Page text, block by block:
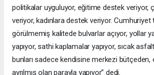
politikalar uyguluyor, eğitime destek veriyor,
veriyor, kadınlara destek veriyor. Cumhuriyet
görülmemiş kalitede bulvarlar açıyor, yollar
yapıyor, sathi kaplamalar yapıyor, sıcak
bunları sadece kendisine merkezi bütçeden,
ayrılmış olan parayla yapıyor” dedi.